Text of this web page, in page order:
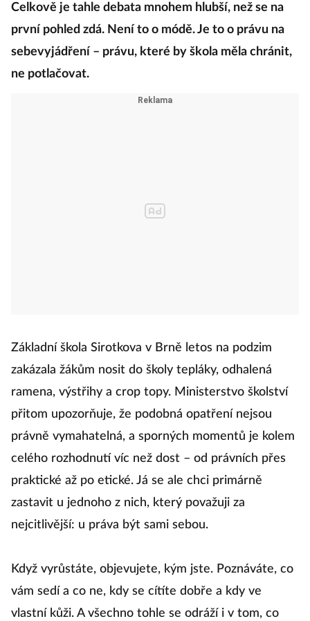
Celkově je tahle debata mnohem hlubší, než se na
první pohled zdá. Není to o módě. Je to o právu na
sebevyjádření – právu, které by škola měla chránit,
ne potlačovat.
Základní škola Sirotkova v Brně letos na podzim
zakázala žákům nosit do školy tepláky, odhalená
ramena, výstřihy a crop topy. Ministerstvo školství
přitom upozorňuje, že podobná opatření nejsou
právně vymahatelná, a sporných momentů je kolem
celého rozhodnutí víc než dost – od právních přes
praktické až po etické. Já se ale chci primárně
zastavit u jednoho z nich, který považuji za
nejcitlivější: u práva být sami sebou.
Když vyrůstáte, objevujete, kým jste. Poznáváte, co
vám sedí a co ne, kdy se cítíte dobře a kdy ve
vlastní kůži. A všechno tohle se odráží i v tom, co